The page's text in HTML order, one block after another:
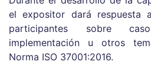
el expositor dará respuesta
participantes sobre
implementación u otros
Norma ISO 37001:2016.